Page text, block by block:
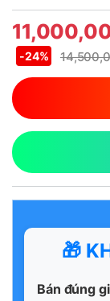
-24%
🎁
Bán đúng